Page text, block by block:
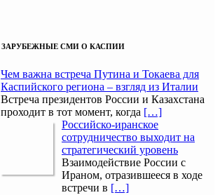
ЗАРУБЕЖНЫЕ СМИ О КАСПИИ
Чем важна встреча Путина и Токаева для
Каспийского региона – взгляд из Италии
Встреча президентов России и Казахстана
проходит в тот момент, когда […]
Российско-иранское
сотрудничество выходит на
стратегический уровень
Взаимодействие России с
Ираном, отразившееся в ходе
встречи в […]